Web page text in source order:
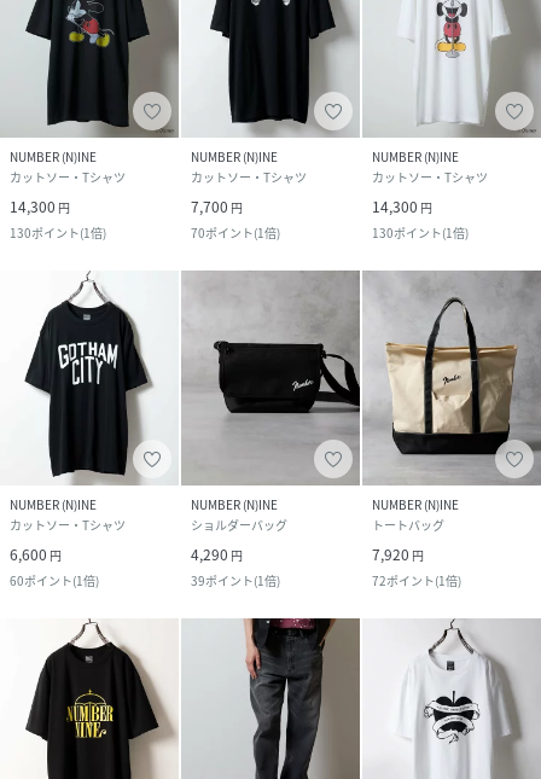
NUMBER (N)INE
カットソー・Tシャツ
14,300 円
130ポイント(1倍)
NUMBER (N)INE
カットソー・Tシャツ
7,700 円
70ポイント(1倍)
NUMBER (N)INE
カットソー・Tシャツ
14,300 円
130ポイント(1倍)
NUMBER (N)INE
カットソー・Tシャツ
6,600 円
60ポイント(1倍)
NUMBER (N)INE
ショルダーバッグ
4,290 円
39ポイント(1倍)
NUMBER (N)INE
トートバッグ
7,920 円
72ポイント(1倍)